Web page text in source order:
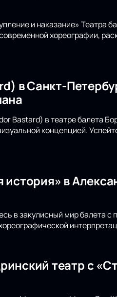
и наказание» Театра
хореографии,
в Санкт-
Bastard) в театре балета
концепцией.
в
в закулисный мир балета
театр с